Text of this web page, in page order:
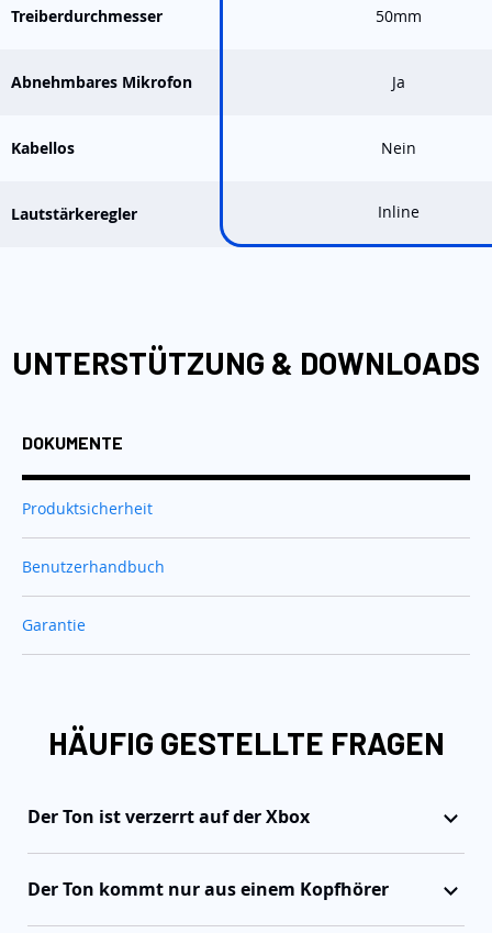
Treiberdurchmesser 50mm
Abnehmbares Mikrofon Ja
Kabellos Nein
Lautstärkeregler Inline
UNTERSTÜTZUNG & DOWNLOADS
DOKUMENTE
Produktsicherheit
Benutzerhandbuch
Garantie
HÄUFIG GESTELLTE FRAGEN
Der Ton ist verzerrt auf der Xbox
Der Ton kommt nur aus einem Kopfhörer